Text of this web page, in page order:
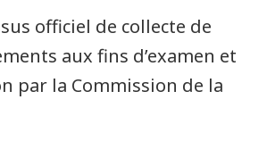
officiel de collecte de
aux fins d’examen et
par la Commission de la